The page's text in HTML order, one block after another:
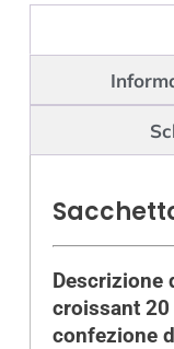
Descrizione
croissant 20
confezione